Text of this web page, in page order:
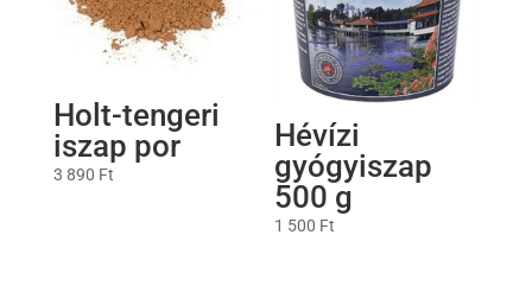
Holt-tengeri
iszap por
3 890 Ft
Hévízi
gyógyiszap
500 g
1 500 Ft